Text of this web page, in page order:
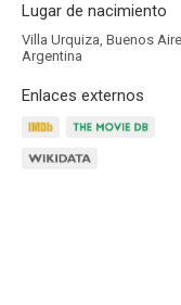
Lugar de nacimiento
Villa Urquiza, Buenos
Argentina
Enlaces externos